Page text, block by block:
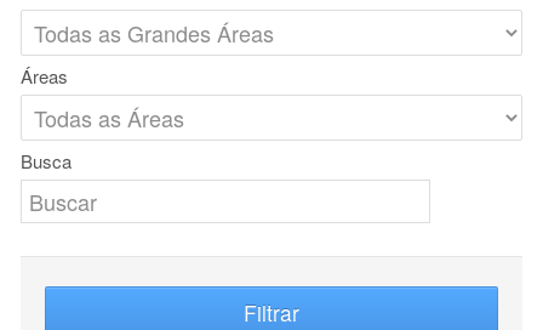
Áreas
Busca
Filtrar